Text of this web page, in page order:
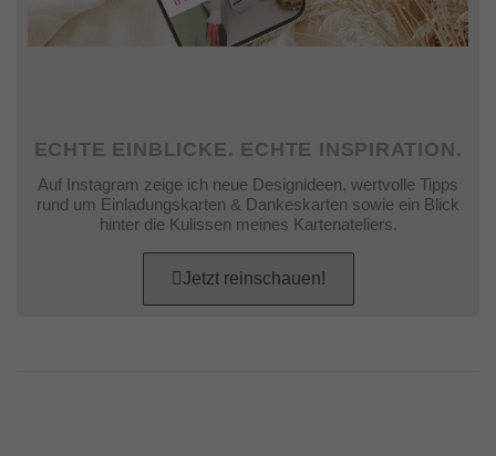
ECHTE EINBLICKE. ECHTE INSPIRATION.
Auf Instagram zeige ich neue Designideen, wertvolle Tipps
rund um Einladungskarten & Dankeskarten sowie ein Blick
hinter die Kulissen meines Kartenateliers.
Jetzt reinschauen!